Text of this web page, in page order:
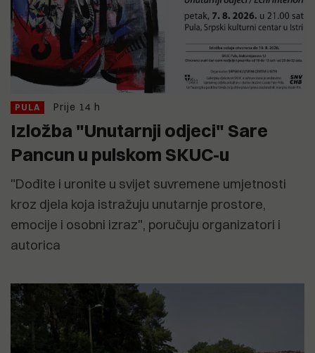
PULA Prije 14 h
Izložba "Unutarnji odjeci" Sare
Pancun u pulskom SKUC-u
"Dođite i uronite u svijet suvremene umjetnosti
kroz djela koja istražuju unutarnje prostore,
emocije i osobni izraz", poručuju organizatori i
autorica